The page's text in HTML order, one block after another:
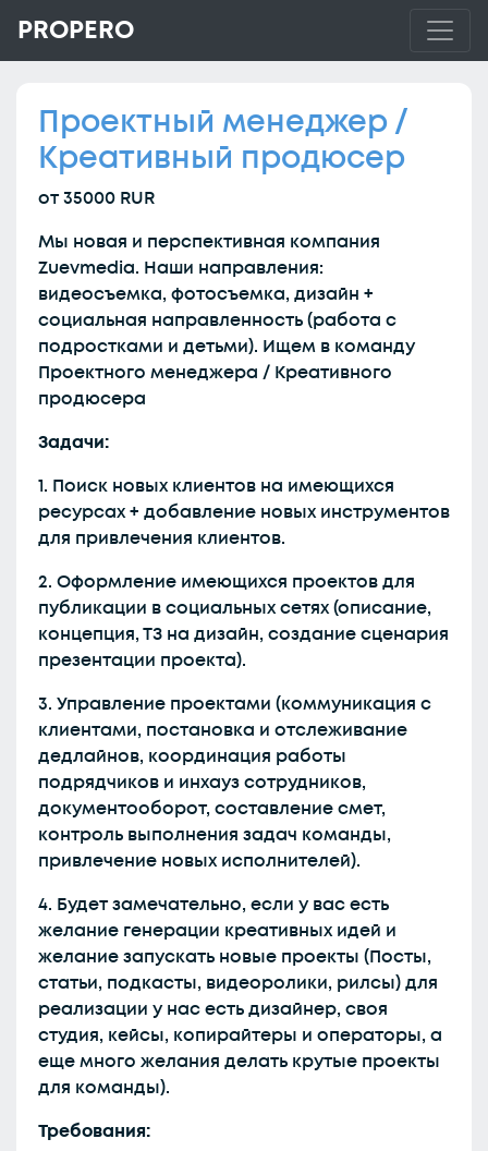
PROPERO
Проектный менеджер /
Креативный продюсер
от 35000 RUR
Мы новая и перспективная компания
Zuevmedia. Наши направления:
видеосъемка, фотосъемка, дизайн +
социальная направленность (работа с
подростками и детьми). Ищем в команду
Проектного менеджера / Креативного
продюсера
Задачи:
1. Поиск новых клиентов на имеющихся
ресурсах + добавление новых инструментов
для привлечения клиентов.
2. Оформление имеющихся проектов для
публикации в социальных сетях (описание,
концепция, ТЗ на дизайн, создание сценария
презентации проекта).
3. Управление проектами (коммуникация с
клиентами, постановка и отслеживание
дедлайнов, координация работы
подрядчиков и инхауз сотрудников,
документооборот, составление смет,
контроль выполнения задач команды,
привлечение новых исполнителей).
4. Будет замечательно, если у вас есть
желание генерации креативных идей и
желание запускать новые проекты (Посты,
статьи, подкасты, видеоролики, рилсы) для
реализации у нас есть дизайнер, своя
студия, кейсы, копирайтеры и операторы, а
еще много желания делать крутые проекты
для команды).
Требования: